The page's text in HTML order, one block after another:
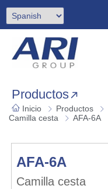
Productos
Inicio Productos
Camilla cesta
AFA-6A
AFA-6A
Camilla cesta